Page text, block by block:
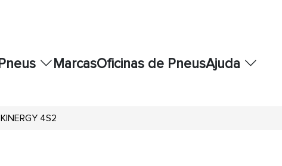
MarcasOficinas de PneusAjuda
4S2